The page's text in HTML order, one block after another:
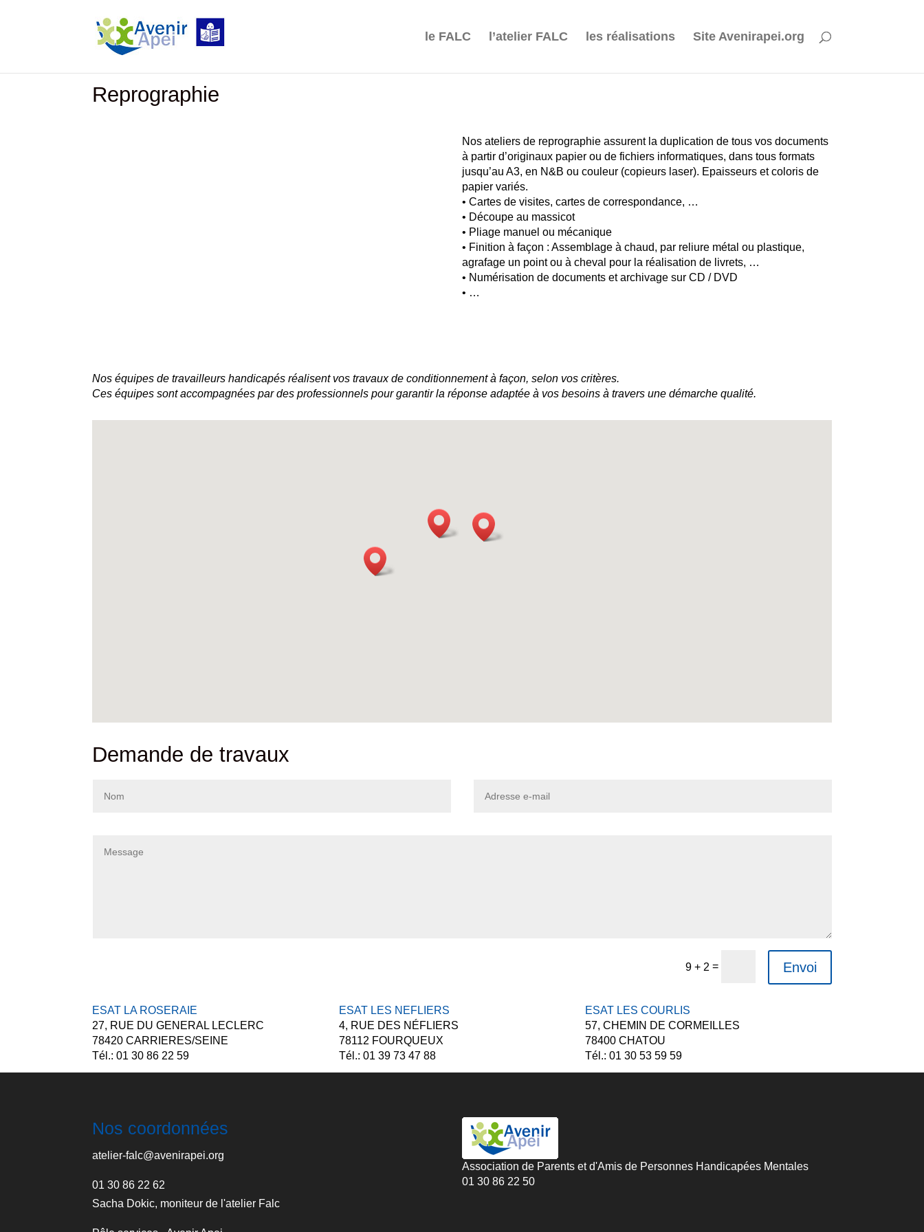
le FALC l’atelier FALC les réalisations Site Avenirapei.org
Reprographie
Nos ateliers de reprographie assurent la duplication de tous vos documents
à partir d’originaux papier ou de fichiers informatiques, dans tous formats
jusqu’au A3, en N&B ou couleur (copieurs laser). Epaisseurs et coloris de
papier variés.
• Cartes de visites, cartes de correspondance, …
• Découpe au massicot
• Pliage manuel ou mécanique
• Finition à façon : Assemblage à chaud, par reliure métal ou plastique,
agrafage un point ou à cheval pour la réalisation de livrets, …
• Numérisation de documents et archivage sur CD / DVD
• …
Nos équipes de travailleurs handicapés réalisent vos travaux de conditionnement à façon, selon vos critères.
Ces équipes sont accompagnées par des professionnels pour garantir la réponse adaptée à vos besoins à travers une démarche qualité.
Demande de travaux
9 + 2 = Envoi
ESAT LA ROSERAIE
27, RUE DU GENERAL LECLERC
78420 CARRIERES/SEINE
Tél.: 01 30 86 22 59
ESAT LES NEFLIERS
4, RUE DES NÉFLIERS
78112 FOURQUEUX
Tél.: 01 39 73 47 88
ESAT LES COURLIS
57, CHEMIN DE CORMEILLES
78400 CHATOU
Tél.: 01 30 53 59 59
Nos coordonnées
atelier-falc@avenirapei.org
01 30 86 22 62
Sacha Dokic, moniteur de l'atelier Falc
Association de Parents et d'Amis de Personnes Handicapées Mentales
01 30 86 22 50